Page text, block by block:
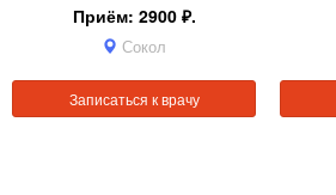
Приём: 2900 ₽.
Сокол
Записаться к врачу